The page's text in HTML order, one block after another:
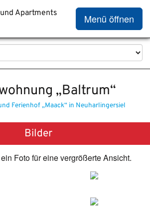
Menü öffnen
Apartments
„Baltrum“
Ferienhof „Maack“ in Neuharlingersiel
Bilder
Foto für eine vergrößerte Ansicht.